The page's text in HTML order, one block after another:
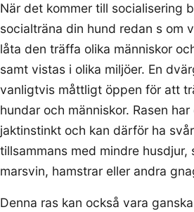
När det kommer till socialisering
socialträna din hund redan s om
låta den träffa olika människor
samt vistas i olika miljöer. En
vanligtvis måttligt öppen för att
hundar och människor. Rasen
jaktinstinkt och kan därför ha
tillsammans med mindre husdjur,
marsvin, hamstrar eller andra
Denna ras kan också vara